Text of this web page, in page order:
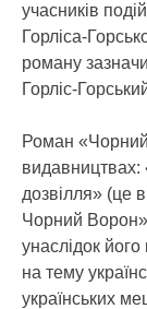
учасників
Горліса-
роману
Горліс-
Роман
видавництвах:
дозвілля» (це
Чорний
унаслідок
на тему
українських